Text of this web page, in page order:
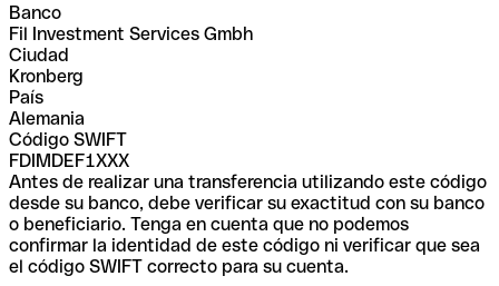
Banco
Fil Investment Services Gmbh
Ciudad
Kronberg
País
Alemania
Código SWIFT
FDIMDEF1XXX
Antes de realizar una transferencia utilizando este código
desde su banco, debe verificar su exactitud con su banco
o beneficiario. Tenga en cuenta que no podemos
confirmar la identidad de este código ni verificar que sea
el código SWIFT correcto para su cuenta.